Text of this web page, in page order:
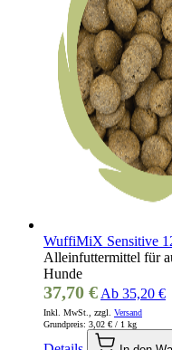
WuffiMiX Sensitive
Alleinfuttermittel für
Hunde
37,70 € Ab 35,20 €
Inkl. MwSt., zzgl. Versand
Grundpreis: 3,02 € / 1 kg